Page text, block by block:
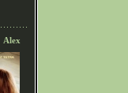
Alex